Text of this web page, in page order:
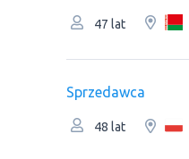
47 lat
Sprzedawca
48 lat